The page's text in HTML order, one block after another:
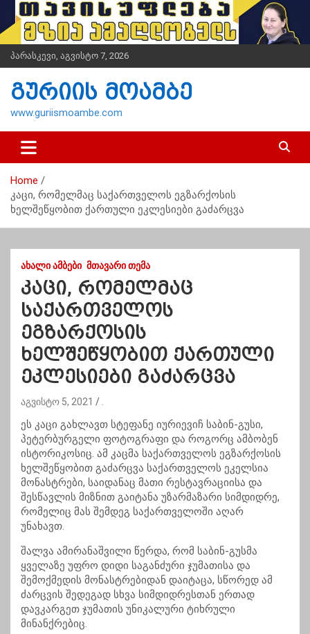
i
t
n
პარასკევი, აგვისტო 7, 2026
გურიის მოამბე
www.guriismoambe.com
Home
კაცი, რომელმაც საქართველოს ეგზარქოსის
ხელშეწყობით ქართული ეკლესიები გაძარცვა
ᲐᲮᲐᲚᲘ ᲐᲛᲑᲔᲑᲘ ᲛᲗᲐᲕᲐᲠᲘ ᲗᲔᲛᲐ
კაცი, რომელმაც
საქართველოს
ეგზარქოსის
ხელშეწყობით ქართული
ეკლესიები გაძარცვა
აგვისტო 5, 2021
ეს კაცი გახლავთ სტეფანე იურიევიჩ საბინ-გუსი,
პეტერბურგელი ფოტოგრაფი და როგორც ამბობენ
ისტორიკოსიც. ამ კაცმა საქართველოს ეგზარქოსის
ხელშეწყობით გაძარცვა საქართველოს ეკელსია
მონასტრები, საიდანაც მათი რესტავრაციისა და
შესწავლის მიზნით გაიტანა უზარმაზარი სიმდიდრე,
რომელიც მას შემდეგ საქართველოში აღარ
უნახავთ.
შალვა ამირანაშვილი წერდა, რომ საბინ-გუსმა
ყველაზე უფრო დიდი საგანძური ჯუმათისა და
შემოქმედის მონასტრებიდან დაიტაცა, სწორედ ამ
ძარცვის შედეგად სხვა სიმდიდრესთან ერთად
დავკარგეთ ჯუმათის უნიკალური ტიხრული
მინანქრებიც.